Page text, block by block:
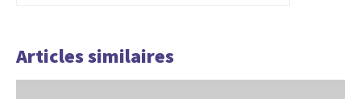
Articles similaires